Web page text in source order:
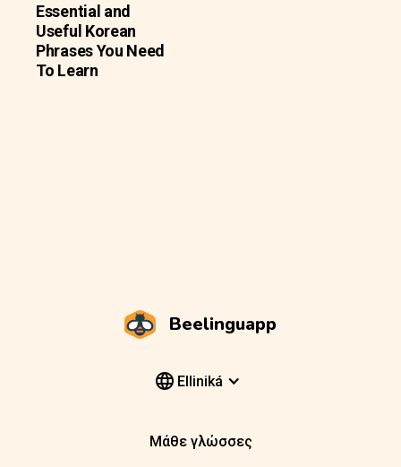
Essential and
Useful Korean
Phrases You Need
To Learn
Beelinguapp
Elliniká
Μάθε γλώσσες